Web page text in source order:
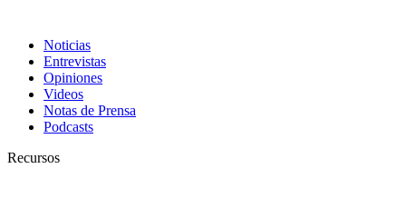
Noticias
Entrevistas
Opiniones
Videos
Notas de Prensa
Podcasts
Recursos